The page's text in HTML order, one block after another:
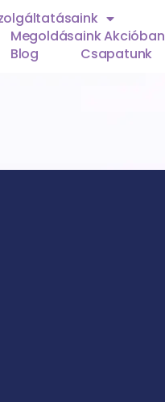
Megoldásaink Akcióban
Blog
Csapatunk